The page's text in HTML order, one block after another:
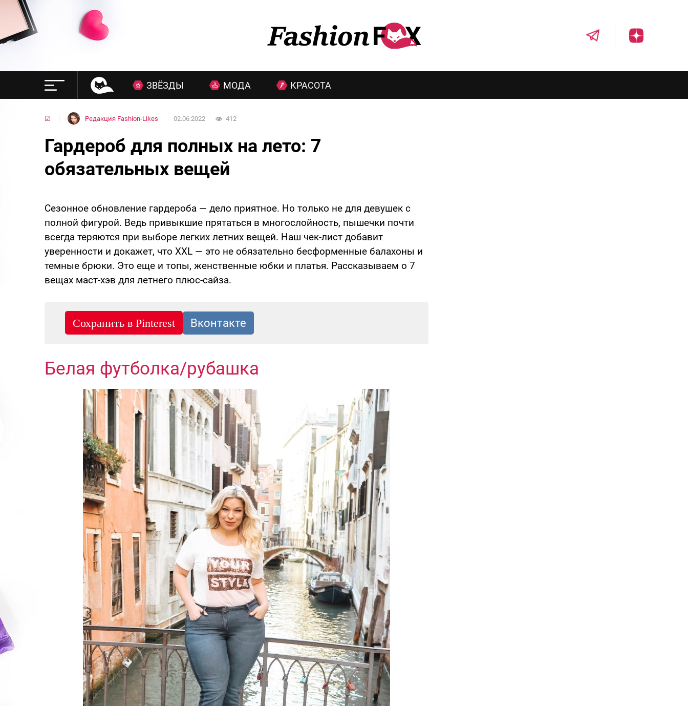
ЗВЁЗДЫ МОДА КРАСОТА
☑ Редакция Fashion-Likes 02.06.2022 412
Гардероб для полных на лето: 7
обязательных вещей
Сезонное обновление гардероба — дело приятное. Но только не для девушек с
полной фигурой. Ведь привыкшие прятаться в многослойность, пышечки почти
всегда теряются при выборе легких летних вещей. Наш чек-лист добавит
уверенности и докажет, что XXL — это не обязательно бесформенные балахоны и
темные брюки. Это еще и топы, женственные юбки и платья. Рассказываем о 7
вещах маст-хэв для летнего плюс-сайза.
Белая футболка/рубашка